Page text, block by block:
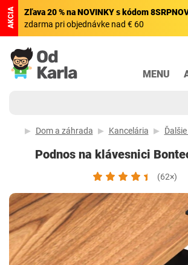
AKCIA Zľava 20 % na NOVINKY s kódom
zdarma pri objednávke nad € 60
MENU
Dom a záhrada Kancelária
Podnos na klávesnici
(62×)